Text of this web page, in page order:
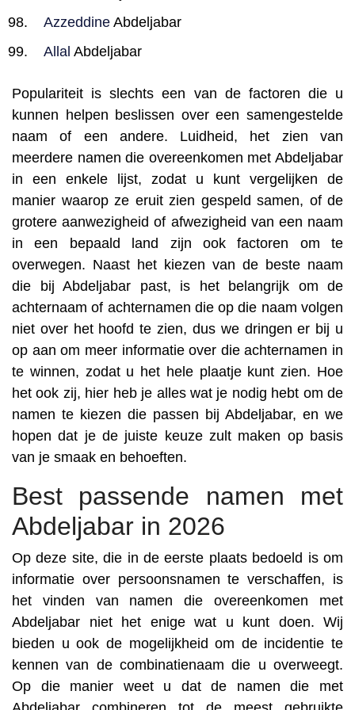
Azzeddine Abdeljabar
Allal Abdeljabar
Populariteit is slechts een van de factoren die u
kunnen helpen beslissen over een samengestelde
naam of een andere. Luidheid, het zien van
meerdere namen die overeenkomen met Abdeljabar
in een enkele lijst, zodat u kunt vergelijken de
manier waarop ze eruit zien gespeld samen, of de
grotere aanwezigheid of afwezigheid van een naam
in een bepaald land zijn ook factoren om te
overwegen. Naast het kiezen van de beste naam
die bij Abdeljabar past, is het belangrijk om de
achternaam of achternamen die op die naam volgen
niet over het hoofd te zien, dus we dringen er bij u
op aan om meer informatie over die achternamen in
te winnen, zodat u het hele plaatje kunt zien. Hoe
het ook zij, hier heb je alles wat je nodig hebt om de
namen te kiezen die passen bij Abdeljabar, en we
hopen dat je de juiste keuze zult maken op basis
van je smaak en behoeften.
Best passende namen met
Abdeljabar in 2026
Op deze site, die in de eerste plaats bedoeld is om
informatie over persoonsnamen te verschaffen, is
het vinden van namen die overeenkomen met
Abdeljabar niet het enige wat u kunt doen. Wij
bieden u ook de mogelijkheid om de incidentie te
kennen van de combinatienaam die u overweegt.
Op die manier weet u dat de namen die met